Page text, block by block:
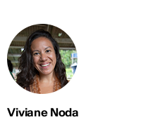
Viviane Noda